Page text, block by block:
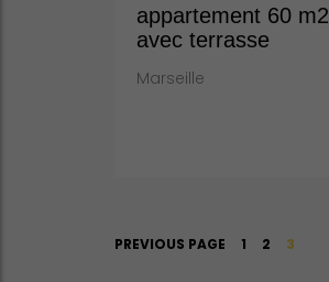
appartement 60 m2
avec terrasse
Marseille
Navigation
PREVIOUS PAGE PAGE
1 PAGE
2 PAGE
3